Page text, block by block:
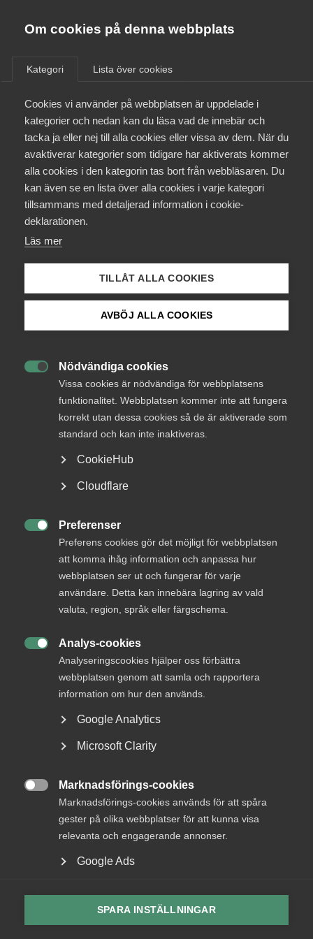
Om cookies på denna webbplats
Kategori Lista över cookies
Cookies vi använder på webbplatsen är uppdelade i
kategorier och nedan kan du läsa vad de innebär och
tacka ja eller nej till alla cookies eller vissa av dem. När du
avaktiverar kategorier som tidigare har aktiverats kommer
alla cookies i den kategorin tas bort från webbläsaren. Du
kan även se en lista över alla cookies i varje kategori
tillsammans med detaljerad information i cookie-
deklarationen.
Läs mer
TILLÅT ALLA COOKIES
AVBÖJ ALLA COOKIES
Nödvändiga cookies
Vissa cookies är nödvändiga för webbplatsens
funktionalitet. Webbplatsen kommer inte att fungera
korrekt utan dessa cookies så de är aktiverade som
standard och kan inte inaktiveras.
CookieHub
Cloudflare
Preferenser
Preferens cookies gör det möjligt för webbplatsen
att komma ihåg information och anpassa hur
webbplatsen ser ut och fungerar för varje
användare. Detta kan innebära lagring av vald
valuta, region, språk eller färgschema.
Analys-cookies
Analyseringscookies hjälper oss förbättra
webbplatsen genom att samla och rapportera
information om hur den används.
Google Analytics
Microsoft Clarity
Marknadsförings-cookies
Marknadsförings-cookies används för att spåra
gester på olika webbplatser för att kunna visa
relevanta och engagerande annonser.
Google Ads
YouTube
SPARA INSTÄLLNINGAR
Almega Utbildning
Innovations­företagen
Kompetens­företagen
Medie­företagen
Säkerhets­företagen
Tåg­företagen
Om Almega
Aktuellt
Medlemskapet
Mina sidor
Kurser & utbildningar
Logga in på Arbetsgivarguiden
Sök på almega.se
Cookie-inställningar
Intelligenta transportsystem
på vägtransportområdet
Remiss
Under bearbetning
Näringsdepartementet
18 januari 2013
Bli en del av framtidens
Jobb & karriär
Om Almega
Bli medlem
Rådgivning, hjälp och
Kontakta Almega
Arbetsgivarguiden
hjälper dig att göra rätt
Logga in
Bli medlem